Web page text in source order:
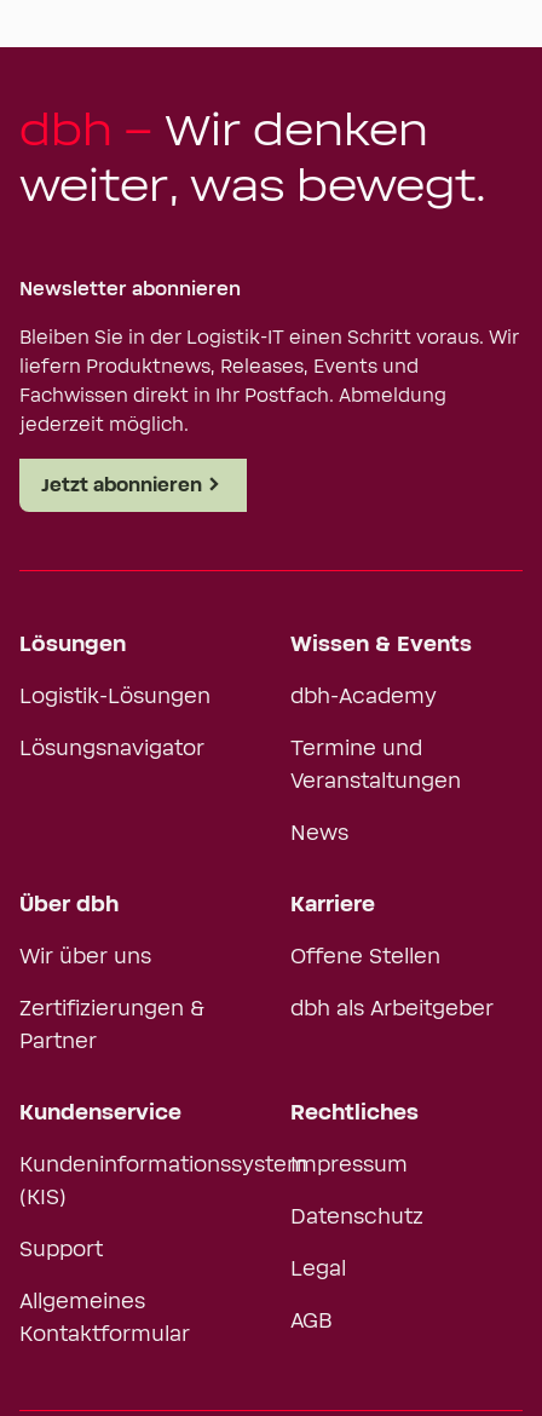
dbh – Wir denken
weiter, was bewegt.
Newsletter abonnieren
Bleiben Sie in der Logistik-IT einen Schritt voraus. Wir
liefern Produktnews, Releases, Events und
Fachwissen direkt in Ihr Postfach. Abmeldung
jederzeit möglich.
Jetzt abonnieren
Lösungen
Logistik-Lösungen
Lösungsnavigator
Wissen & Events
dbh-Academy
Termine und
Veranstaltungen
News
Über dbh
Wir über uns
Zertifizierungen &
Partner
Karriere
Offene Stellen
dbh als Arbeitgeber
Kundenservice
Kundeninformationssystem
(KIS)
Support
Allgemeines
Kontaktformular
Rechtliches
Impressum
Datenschutz
Legal
AGB